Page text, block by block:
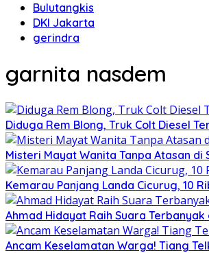
Bulutangkis
DKI Jakarta
gerindra
garnita nasdem
Diduga Rem Blong, Truk Colt Diesel
Misteri Mayat Wanita Tanpa Atasan di
Kemarau Panjang Landa Cicurug, 10
Ahmad Hidayat Raih Suara Terbanyak
Ancam Keselamatan Warga! Tiang